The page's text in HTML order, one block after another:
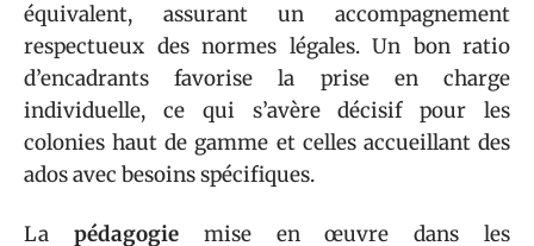
équivalent, assurant un accompagnement
respectueux des normes légales. Un bon ratio
d’encadrants favorise la prise en charge
individuelle, ce qui s’avère décisif pour les
colonies haut de gamme et celles accueillant des
ados avec besoins spécifiques.
La pédagogiemise en œuvre dans les